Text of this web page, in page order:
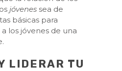
jóvenes sea de
básicas para
los jóvenes de una
LIDERAR TU